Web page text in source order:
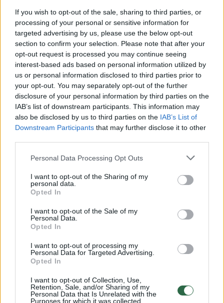
If you wish to opt-out of the sale, sharing to third parties, or
processing of your personal or sensitive information for
targeted advertising by us, please use the below opt-out
section to confirm your selection. Please note that after your
opt-out request is processed you may continue seeing
interest-based ads based on personal information utilized by
us or personal information disclosed to third parties prior to
your opt-out. You may separately opt-out of the further
disclosure of your personal information by third parties on the
IAB’s list of downstream participants. This information may
also be disclosed by us to third parties on the IAB’s List of
Downstream Participants that may further disclose it to other
Personal Data Processing Opt Outs
I want to opt-out of the Sharing of my
personal data.
Opted In
I want to opt-out of the Sale of my
Personal Data.
Opted In
I want to opt-out of processing my
Personal Data for Targeted Advertising.
Opted In
I want to opt-out of Collection, Use,
Retention, Sale, and/or Sharing of my
Personal Data that Is Unrelated with the
Purposes for which it was collected.
Žinios | Pasaulis
Visi įrašai
Žiūrimiausi įrašai
00:00:30
Vaizdai iš tragiškos avarijos Vilniaus r.: dviejų moterų ir
Žinios | Lietuvos diena
00:00:57
Savaitės vidurys nusimato karštas: temperatūra kils iki
Žinios | Orai
00:15:54
V. Zalužno pasisakymą laiko bandymu įsitvirtinti
Ukrainos politikoje: jis yra neteisus
Laidos | Nauja diena